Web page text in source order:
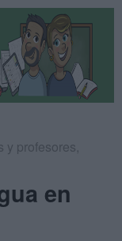
y profesores,
en